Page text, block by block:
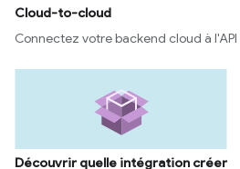
Cloud-to-cloud
Connectez votre backend cloud à
Découvrir quelle intégration créer